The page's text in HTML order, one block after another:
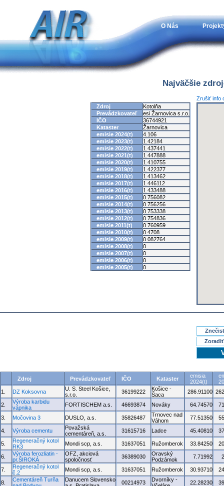
O Nás
Najväčšie
Zrušiť info
Zdroj
Kotolňa
Prevádzkovateľ
esi Žarnovica s.r.o.
IČO
36744921
Kataster
Žarnovica
emisie 2024(t)
4.106
emisie 2023(t)
1.42184
emisie 2022(t)
1.437441
emisie 2021(t)
1.447888
emisie 2020(t)
1.410755
emisie 2019(t)
1.422377
emisie 2018(t)
1.413462
emisie 2017(t)
1.446112
emisie 2016(t)
1.433488
emisie 2015(t)
0.756082
emisie 2014(t)
0.756256
emisie 2013(t)
0.753338
emisie 2012(t)
0.754836
emisie 2011(t)
0.760959
emisie 2010(t)
0.4708
emisie 2009(t)
0.082764
emisie 2008(t)
0
emisie 2007(t)
0
emisie 2006(t)
0
emisie 2005(t)
0
Zdroj Prevádzkovateľ IČO Kataster
emisia
2024(t)
1.
DZ Koksovna
U. S. Steel Košice,
s.r.o.
36199222
Košice -
Šaca
286.91100
2.
Výroba karbidu
vápnika
FORTISCHEM a.s. 46693874 Nováky 64.74570
3. Močovina 3 DUSLO, a.s. 35826487
Trnovec nad
Váhom
77.51350
4. Výroba cementu
Považská
cementáreň, a.s.
31615716 Ladce 45.40810
5.
Regeneračný kotol
RK3
Mondi scp, a.s. 31637051 Ružomberok 33.84250
6.
Výroba ferozliatin -
pr.ŠIROKÁ
OFZ, akciová
spoločnosť
36389030
Oravský
Podzámok
7.71992
7.
Regeneračný kotol
č.2
Mondi scp, a.s. 31637051 Ružomberok 30.93710
8.
Cementáreň Turňa
Danucem Slovensko
00214973
Dvorníky -
22.28230